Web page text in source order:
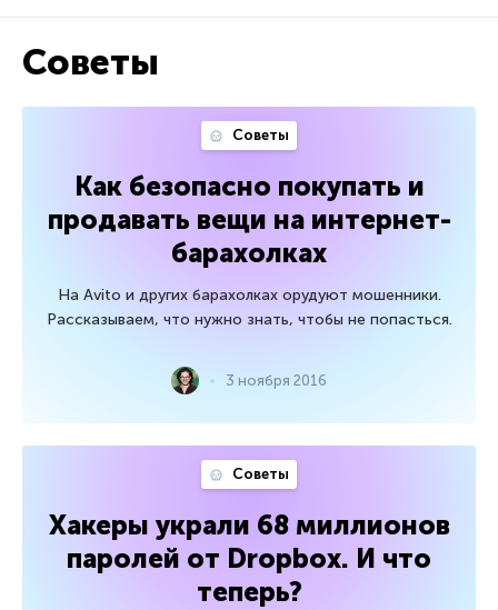
Советы
Советы
Как безопасно покупать и
продавать вещи на интернет-
барахолках
На Avito и других барахолках орудуют мошенники.
Рассказываем, что нужно знать, чтобы не попасться.
3 ноября 2016
Советы
Хакеры украли 68 миллионов
паролей от Dropbox. И что
теперь?